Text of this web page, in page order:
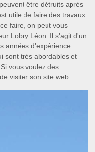
être détruits après
utile de faire des travaux
faire, on peut vous
Lobry Léon. Il s'agit d'un
années d'expérience.
sont très abordables et
vous voulez des
visiter son site web.